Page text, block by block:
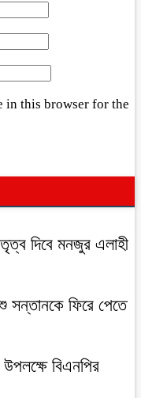
in this browser for the
দিবে মনজুর এলাহী
সন্তানকে ফিরে পেতে
বিএনপির